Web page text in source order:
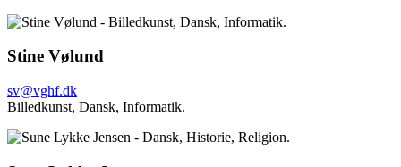
Stine Vølund
sv@vghf.dk
Billedkunst, Dansk, Informatik.